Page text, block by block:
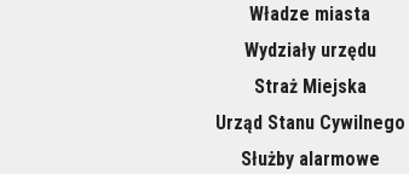
Władze miasta
Wydziały urzędu
Straż Miejska
Urząd Stanu Cywilnego
Służby alarmowe